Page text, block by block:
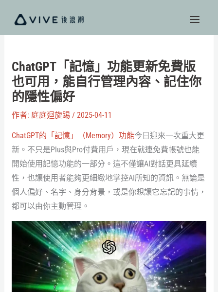
主
ChatGPT「記憶」功能更新免費版
也可用，能自行管理內容、記住你
的隱性偏好
作者: 庭庭迴旋踢 / 2025-04-11
ChatGPT的「記憶」（Memory）功能今日迎來一次重大更
新。不只是Plus與Pro付費用戶，現在就連免費帳號也能
開始使用記憶功能的一部分。這不僅讓AI對話更具延續
性，也讓使用者能夠更細緻地掌控AI所知的資訊。無論是
個人偏好、名字、身分背景，或是你想讓它忘記的事情，
都可以由你主動管理。